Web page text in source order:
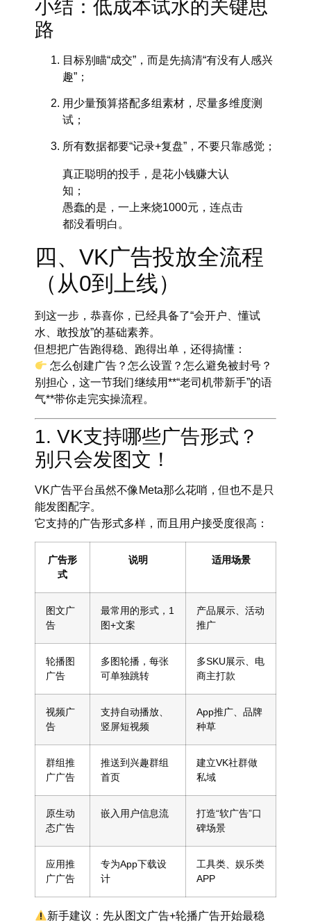
小结：低成本试水的关键思
路
目标别瞄“成交”，而是先搞清“有没有人感兴
趣”；
用少量预算搭配多组素材，尽量多维度测
试；
所有数据都要“记录+复盘”，不要只靠感觉；
真正聪明的投手，是花小钱赚大认
知；
愚蠢的是，一上来烧1000元，连点击
都没看明白。
四、VK广告投放全流程
（从0到上线）
到这一步，恭喜你，已经具备了“会开户、懂试
水、敢投放”的基础素养。
但想把广告跑得稳、跑得出单，还得搞懂：
怎么创建广告？怎么设置？怎么避免被封号？
别担心，这一节我们继续用**“老司机带新手”的语
气**带你走完实操流程。
1. VK支持哪些广告形式？
别只会发图文！
VK广告平台虽然不像Meta那么花哨，但也不是只
能发图配字。
它支持的广告形式多样，而且 用户接受度很高 ：
广告形
式
说明 适用场景
图文广
告
最常用的形式，1
图+文案
产品展示、活动
推广
轮播图
广告
多图轮播，每张
可单独跳转
多SKU展示、电
商主打款
视频广
告
支持自动播放、
竖屏短视频
App推广、品牌
种草
群组推
广广告
推送到兴趣群组
首页
建立VK社群做
私域
原生动
态广告
嵌入用户信息流
打造“软广告”口
碑场景
应用推
广广告
专为App下载设
计
工具类、娱乐类
APP
新手建议：先从 图文广告+轮播广告开始最稳